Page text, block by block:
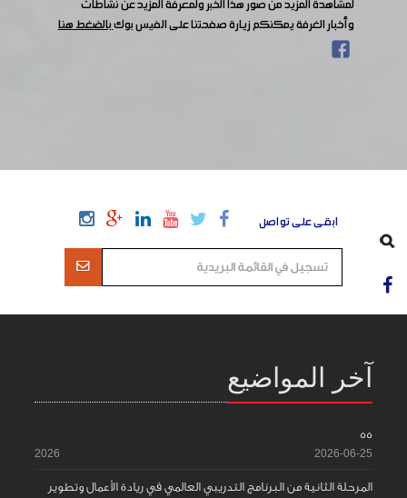
لمشاهدة المزيد من صور هذا الخبر ولمعرفة المزيد عن نشاطات
وأخبار الغرفة يمكنكم زيارة صفحتنا على الفيس بوكبالضغط هنا
ابقى على تواصل
آخر المواضيع
55
2026-06-25
2026
المرحلة الثانية من البرنامج التدريبي العالمي في ريادة الأعمال وتطوير